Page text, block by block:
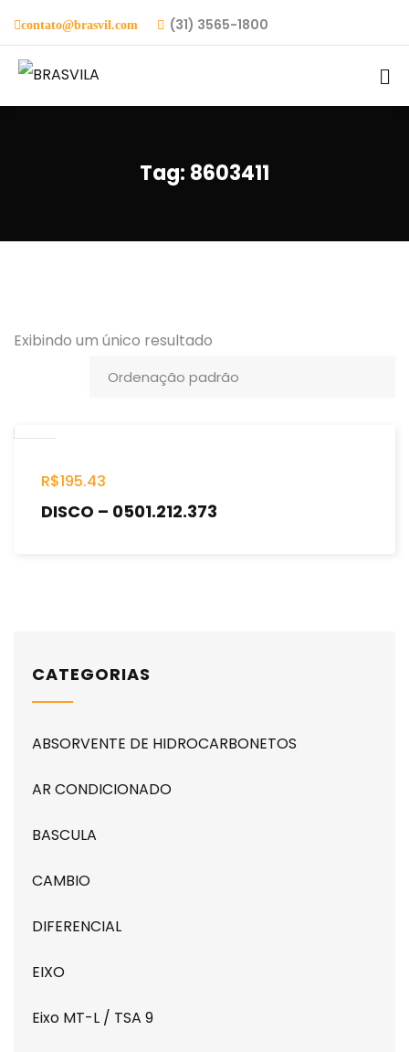
contato@brasvil.com (31) 3565-1800
Tag: 8603411
Exibindo um único resultado
R$195.43
DISCO – 0501.212.373
CATEGORIAS
ABSORVENTE DE HIDROCARBONETOS
AR CONDICIONADO
BASCULA
CAMBIO
DIFERENCIAL
EIXO
Eixo MT-L / TSA 9